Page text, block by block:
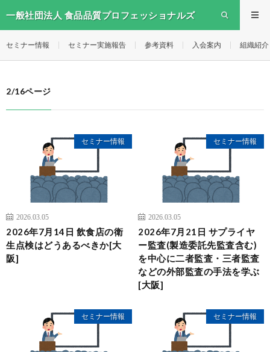
一般社団法人 食品品質プロフェッショナルズ
セミナー情報 セミナー実施報告 参考資料 入会案内 組織紹介
2/16ページ
セミナー情報
2026.03.05
2026年7月14日 飲食店の衛
生点検はどうあるべきか[大
阪]
セミナー情報
2026.03.05
2026年7月21日 サプライヤ
ー監査(製造委託先監査含む)
を中心に二者監査・三者監査
などの外部監査の手法を学ぶ
[大阪]
セミナー情報 セミナー情報